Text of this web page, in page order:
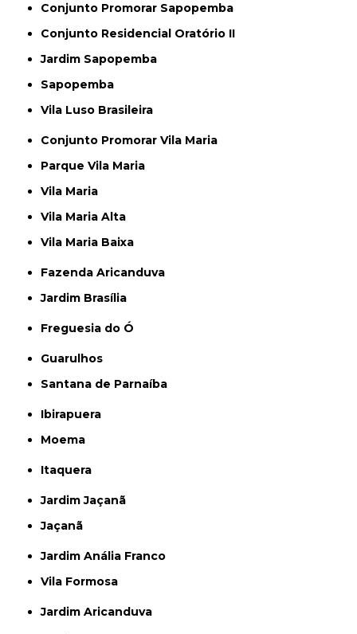
Conjunto Promorar Sapopemba
Conjunto Residencial Oratório II
Jardim Sapopemba
Sapopemba
Vila Luso Brasileira
Conjunto Promorar Vila Maria
Parque Vila Maria
Vila Maria
Vila Maria Alta
Vila Maria Baixa
Fazenda Aricanduva
Jardim Brasília
Freguesia do Ó
Guarulhos
Santana de Parnaíba
Ibirapuera
Moema
Itaquera
Jardim Jaçanã
Jaçanã
Jardim Anália Franco
Vila Formosa
Jardim Aricanduva